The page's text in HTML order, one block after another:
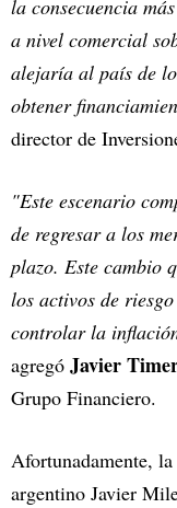
la consecuencia
a nivel comercial
alejaría al país de
obtener
director de
"Este escenario
de regresar a los
plazo. Este cambio
los activos de
controlar la
agregó Javier
Grupo Financiero.
Afortunadamente, la
argentino Javier